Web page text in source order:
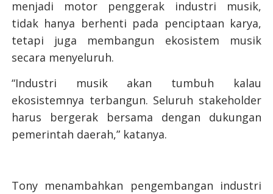
menjadi motor penggerak industri musik,
tidak hanya berhenti pada penciptaan karya,
tetapi juga membangun ekosistem musik
secara menyeluruh.
“Industri musik akan tumbuh kalau
ekosistemnya terbangun. Seluruh stakeholder
harus bergerak bersama dengan dukungan
pemerintah daerah,” katanya.
Tony menambahkan pengembangan industri